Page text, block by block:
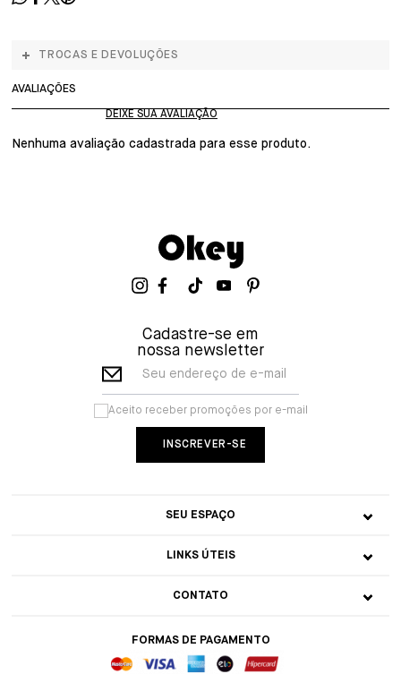
TROCAS E DEVOLUÇÕES
AVALIAÇÕES
Nenhuma avaliação cadastrada para esse produto.
Cadastre-se em
nossa newsletter
Seu endereço de e-mail
Aceito receber promoções por e-mail
SEU ESPAÇO
LINKS ÚTEIS
CONTATO
FORMAS DE PAGAMENTO